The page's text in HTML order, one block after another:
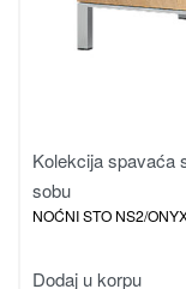
Kolekcija spavaća
sobu
NOĆNI STO NS2/
Dodaj u korpu